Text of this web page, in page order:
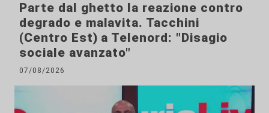
Parte dal ghetto la reazione contro
degrado e malavita. Tacchini
(Centro Est) a Telenord: "Disagio
sociale avanzato"
07/08/2026